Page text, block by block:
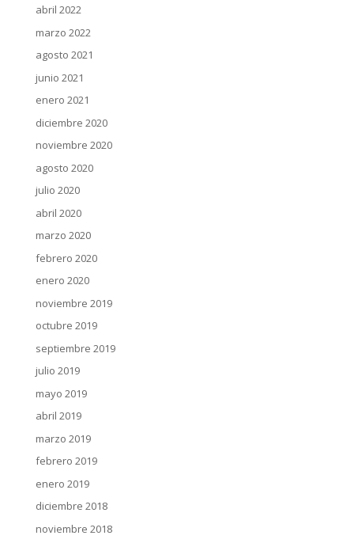
abril 2022
marzo 2022
agosto 2021
junio 2021
enero 2021
diciembre 2020
noviembre 2020
agosto 2020
julio 2020
abril 2020
marzo 2020
febrero 2020
enero 2020
noviembre 2019
octubre 2019
septiembre 2019
julio 2019
mayo 2019
abril 2019
marzo 2019
febrero 2019
enero 2019
diciembre 2018
noviembre 2018